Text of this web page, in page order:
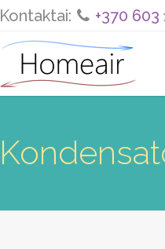
Kontaktai: +370 603